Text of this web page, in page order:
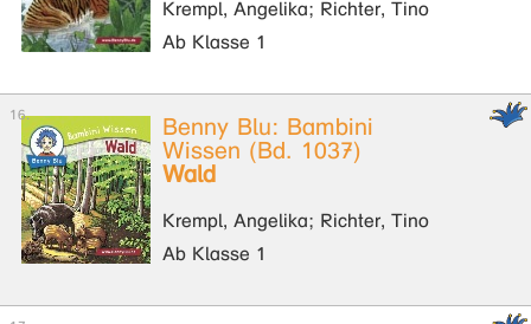
Krempl, Angelika; Richter, Tino
Ab Klasse 1
Benny Blu: Bambini
Wissen (Bd. 1037)
Wald
Krempl, Angelika; Richter, Tino
Ab Klasse 1